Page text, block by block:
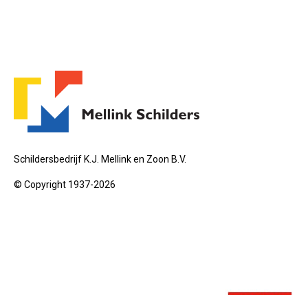
Schildersbedrijf K.J. Mellink en Zoon B.V.
© Copyright 1937-2026